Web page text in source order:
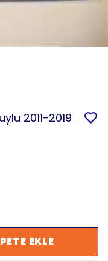
2011-2019
EKLE